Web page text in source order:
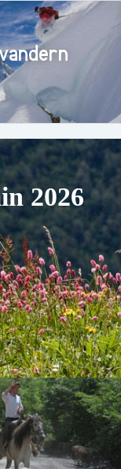
2026